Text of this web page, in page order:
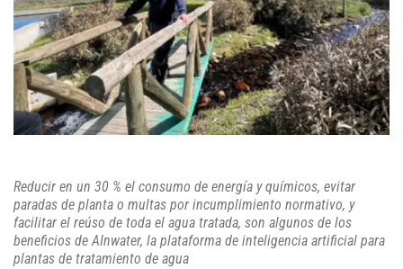
Reducir en un 30 % el consumo de energía y químicos, evitar
paradas de planta o multas por incumplimiento normativo, y
facilitar el reúso de toda el agua tratada, son algunos de los
beneficios de AInwater, la plataforma de inteligencia artificial para
plantas de tratamiento de agua